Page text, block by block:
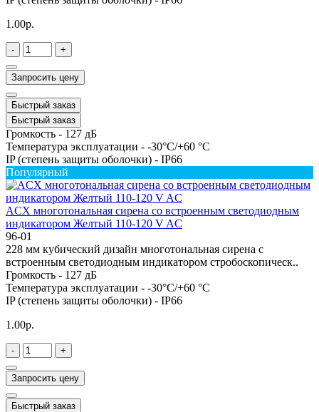
1.00р.
- +
Запросить цену
Быстрый заказ
Быстрый заказ
Громкость - 127 дБ
Температура эксплуатации - -30°C/+60 °C
IP (степень защиты оболочки) - IP66
Популярный
ACX многотональная сирена со встроенным светодиодным
индикатором Желтый 110-120 V AC
96-01
228 мм кубический дизайн многотональная сирена с
встроенным светодиодным индикатором стробоскопическ..
Громкость - 127 дБ
Температура эксплуатации - -30°C/+60 °C
IP (степень защиты оболочки) - IP66
1.00р.
- +
Запросить цену
Быстрый заказ